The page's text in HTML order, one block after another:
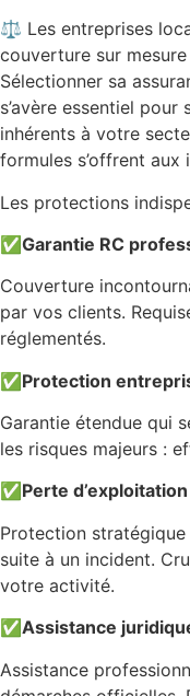
⚖️ Les entreprises
couverture sur
Sélectionner sa
s’avère essentiel
inhérents à votre
formules s’offrent aux
Les protections
✅Garantie RC
Couverture
par vos clients.
réglementés.
✅Protection
Garantie étendue qui
les risques majeurs :
✅ Perte d’exploitation
Protection
suite à un incident.
votre activité.
✅Assistance
Assistance